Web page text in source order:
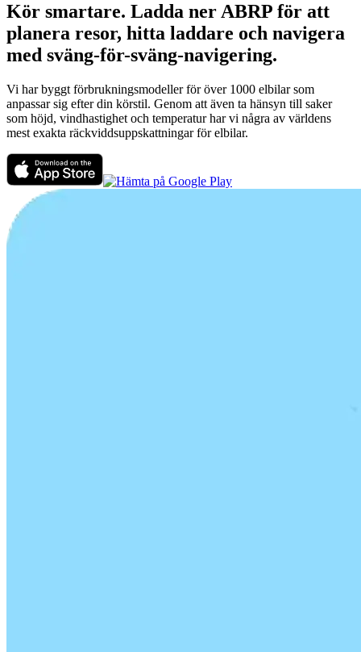
Kör smartare. Ladda ner ABRP för att
planera resor, hitta laddare och navigera
med sväng-för-sväng-navigering.
Vi har byggt förbrukningsmodeller för över 1000 elbilar som
anpassar sig efter din körstil. Genom att även ta hänsyn till saker
som höjd, vindhastighet och temperatur har vi några av världens
mest exakta räckviddsuppskattningar för elbilar.